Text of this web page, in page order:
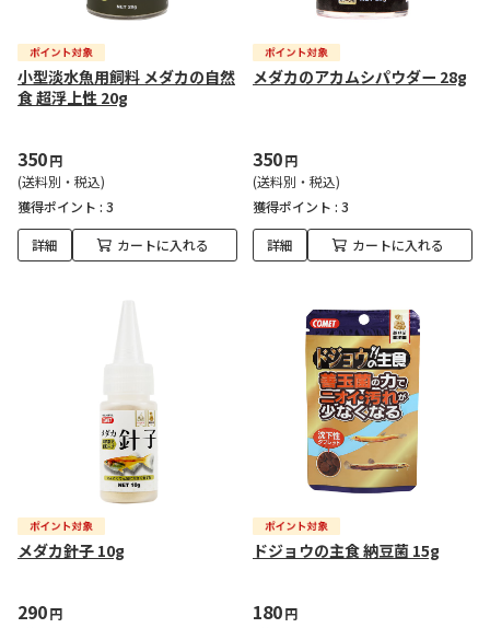
小型淡水魚用飼料 メダカの自然
食 超浮上性 20g
350円
(送料別・税込)
獲得ポイント : 3
詳細 カートに入れる
メダカのアカムシパウダー 28g
350円
(送料別・税込)
獲得ポイント : 3
詳細 カートに入れる
メダカ針子 10g
290円
ドジョウの主食 納豆菌 15g
180円